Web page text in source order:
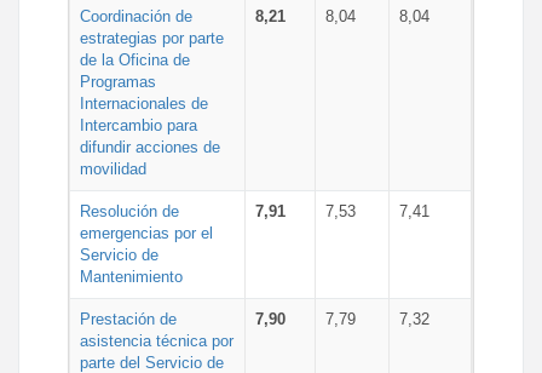
Coordinación de
estrategias por parte
de la Oficina de
Programas
Internacionales de
Intercambio para
difundir acciones de
movilidad
8,21 8,04 8,04
Resolución de
emergencias por el
Servicio de
Mantenimiento
7,91 7,53 7,41
Prestación de
asistencia técnica por
parte del Servicio de
7,90 7,79 7,32